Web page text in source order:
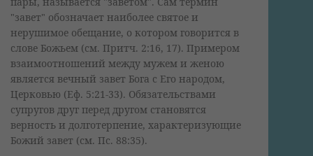
"завет" обозначает наиболее святое и
нерушимое обещание, о котором говорится в
слове Божьем (см. Притч. 2:16, 17). Примером
взаимоотношений между мужем и женою
является вечный завет Бога с Его народом,
Церковью (Еф. 5:21-33). Обязательствами
супругов друг перед другом становятся
верность и долготерпение, характеризующие
Божий завет (см. Пс. 88:35).